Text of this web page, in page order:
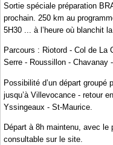
Sortie spéciale préparation
prochain. 250 km au
5H30 ... à l’heure où blanchit la
Parcours : Riotord - Col de La
Serre - Roussillon - Chavanay
Possibilité d’un départ
jusqu’à Villevocance - retour
Yssingeaux - St-Maurice.
Départ à 8h maintenu, avec
consultable sur le site.